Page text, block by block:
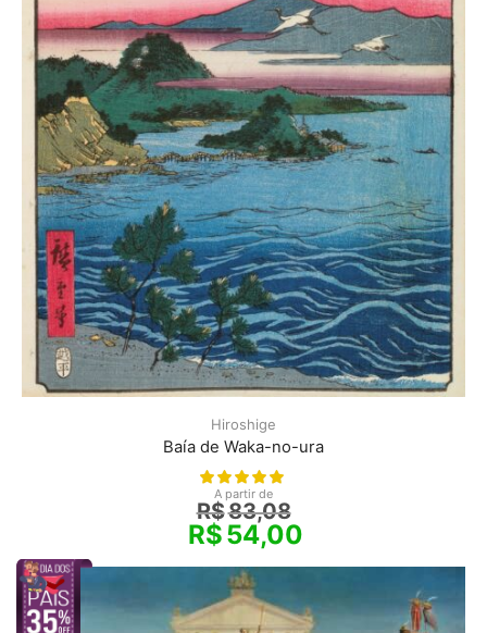
Hiroshige
Baía de Waka-no-ura
A partir de
R$83,08
R$54,00